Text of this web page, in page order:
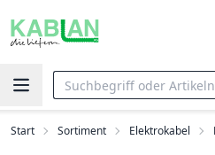
Start Sortiment Elektrokabel